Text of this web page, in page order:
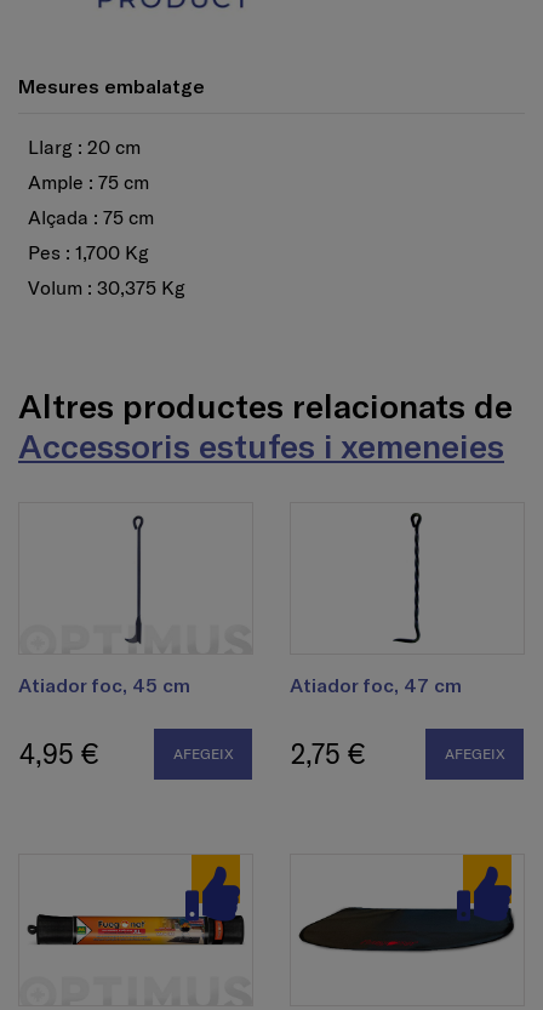
Mesures embalatge
Llarg : 20 cm
Ample : 75 cm
Alçada : 75 cm
Pes : 1,700 Kg
Volum : 30,375 Kg
Altres productes relacionats de
Accessoris estufes i xemeneies
Atiador foc, 45 cm
4,95 € AFEGEIX
Atiador foc, 47 cm
2,75 € AFEGEIX